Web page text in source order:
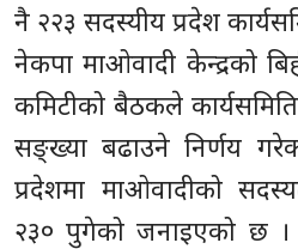
नै २२३ सदस्यीय प्रदेश
नेकपा माओवादी केन्द्रको
कमिटीको बैठकले
सङ्ख्या बढाउने निर्णय
प्रदेशमा माओवादीको
२३० पुगेको जनाइएको छ ।